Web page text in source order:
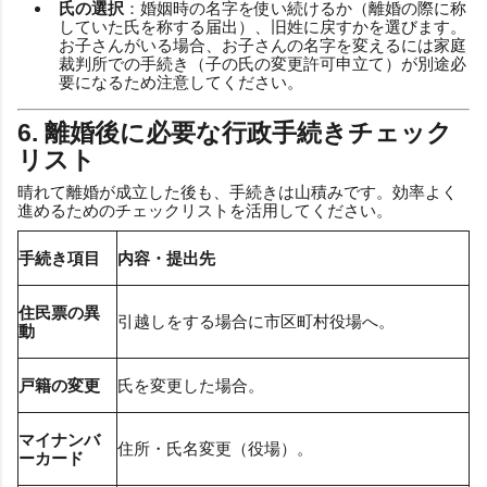
氏の選択 ：婚姻時の名字を使い続けるか（離婚の際に称
していた氏を称する届出）、旧姓に戻すかを選びます。
お子さんがいる場合、お子さんの名字を変えるには家庭
裁判所での手続き（子の氏の変更許可申立て）が別途必
要になるため注意してください。
6. 離婚後に必要な行政手続きチェック
リスト
晴れて離婚が成立した後も、手続きは山積みです。効率よく
進めるためのチェックリストを活用してください。
手続き項目 内容・提出先
住民票の異
動
引越しをする場合に市区町村役場へ。
戸籍の変更 氏を変更した場合。
マイナンバ
ーカード
住所・氏名変更（役場）。